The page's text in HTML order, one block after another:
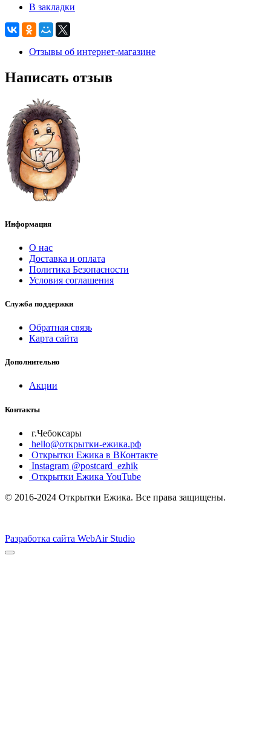
В закладки
Отзывы об интернет-магазине
Написать отзыв
Информация
О нас
Доставка и оплата
Политика Безопасности
Условия соглашения
Служба поддержки
Обратная связь
Карта сайта
Дополнительно
Акции
Контакты
г.Чебоксары
hello@открытки-ежика.рф
Открытки Ежика в ВКонтакте
Instagram @postcard_ezhik
Открытки Ежика YouTube
© 2016-2024 Открытки Ежика. Все права защищены.
Разработка сайта WebAir Studio